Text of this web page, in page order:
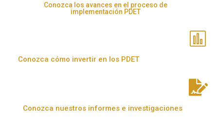
Conozca los avances en el proceso de
implementación PDET
Conozca cómo invertir en los PDET
Conozca nuestros informes e investigaciones